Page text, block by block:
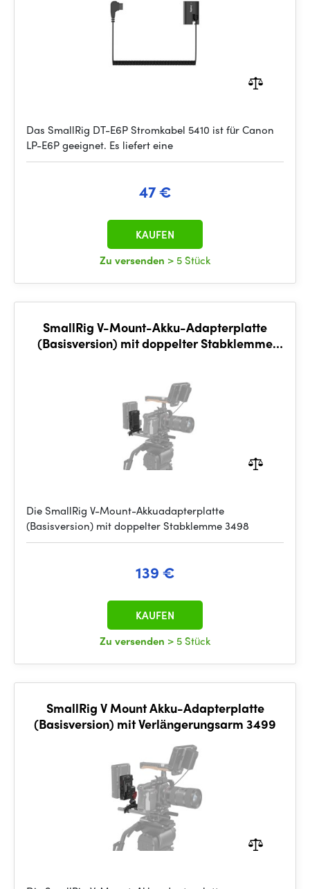
Das SmallRig DT-E6P Stromkabel 5410 ist für Canon
LP-E6P geeignet. Es liefert eine
47 €
Zu versenden > 5 Stück
KAUFEN
SmallRig V-Mount-Akku-Adapterplatte
(Basisversion) mit doppelter Stabklemme
Die SmallRig V-Mount-Akkuadapterplatte
(Basisversion) mit doppelter Stabklemme 3498
139 €
Zu versenden > 5 Stück
KAUFEN
SmallRig V Mount Akku-Adapterplatte
(Basisversion) mit Verlängerungsarm 3499